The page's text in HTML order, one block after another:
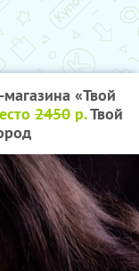
«Твой
2450 р.Твой